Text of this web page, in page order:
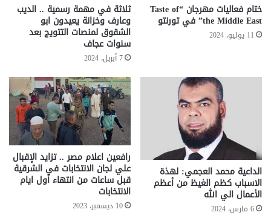
ختام فعاليات مهرجان “Taste of
the Middle East” في تورنتو
11 يوليو، 2024
ثلاثة في مهمة رسمية .. الديب
وعارف وخزانة يعيدون ابو
الشقوق لمنصات التتويج بعد
سنوات عجاف
7 أبريل، 2024
الداعية محمد العجمي: لهذة
الاسباب كظم الغيظ من أعظم
الأعمال الي الله
6 مارس، 2024
رافعين اعلام مصر .. تزايد الإقبال
علي لجان الانتخابات في الشرقية
قبل ساعات من انتهاء أول ايام
الانتخابات
10 ديسمبر، 2023